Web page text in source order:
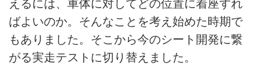
えるには、車体に対してどの位置に着座すれ
ばよいのか。そんなことを考え始めた時期で
もありました。そこから今のシート開発に繋
がる実走テストに切り替えました。